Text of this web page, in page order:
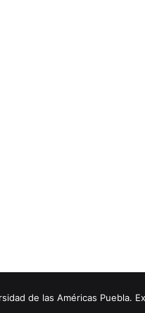
de las Américas Puebla.